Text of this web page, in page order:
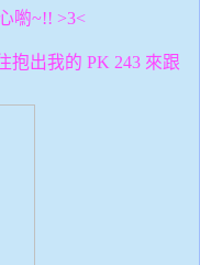
喲~!! >3<
抱出我的 PK 243 來跟